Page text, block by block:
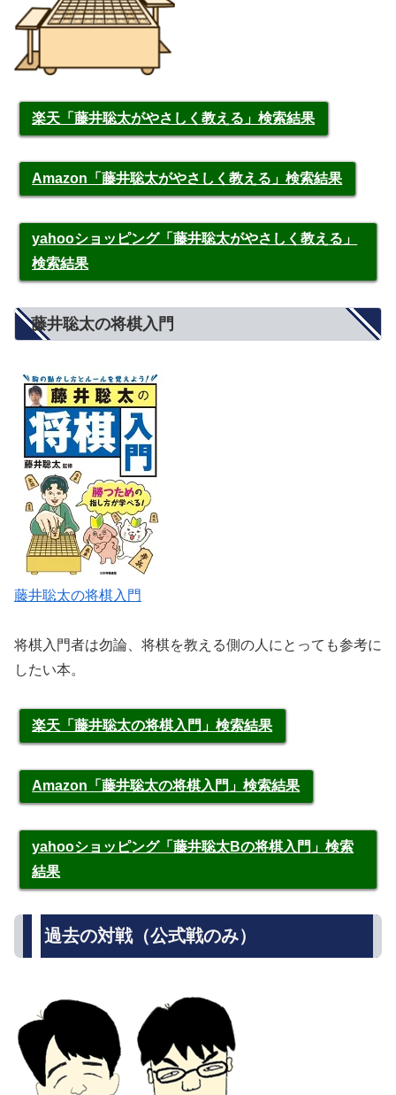
楽天「藤井聡太がやさしく教える」検索結果
Amazon「藤井聡太がやさしく教える」検索結果
yahooショッピング「藤井聡太がやさしく教える」
検索結果
藤井聡太の将棋入門
藤井聡太の将棋入門
将棋入門者は勿論、将棋を教える側の人にとっても参考に
したい本。
楽天「藤井聡太の将棋入門」検索結果
Amazon「藤井聡太の将棋入門」検索結果
yahooショッピング「藤井聡太Bの将棋入門」検索
結果
過去の対戦（公式戦のみ）